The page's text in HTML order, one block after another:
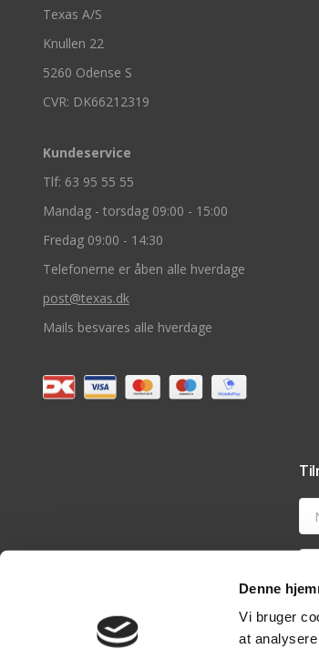
Denne
Vi bruger
at
Texas A/S
Knullen 22
5260 Odense S
CVR: DK66212319
Kundeservice
Tlf: 63 95 55 55
Mandag - torsdag 09:00 - 15:00
Fredag 09:00 - 14:30
Telefonerne er åben alle hverdage
post@texas.dk
Mails besvares alle hverdage